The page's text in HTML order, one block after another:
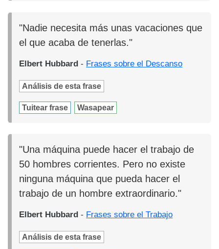
"Nadie necesita más unas vacaciones que
el que acaba de tenerlas."
Elbert Hubbard - Frases sobre el Descanso
Análisis de esta frase
Tuitear frase Wasapear
"Una máquina puede hacer el trabajo de
50 hombres corrientes. Pero no existe
ninguna máquina que pueda hacer el
trabajo de un hombre extraordinario."
Elbert Hubbard - Frases sobre el Trabajo
Análisis de esta frase